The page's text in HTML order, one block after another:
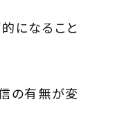
になること
の有無が変